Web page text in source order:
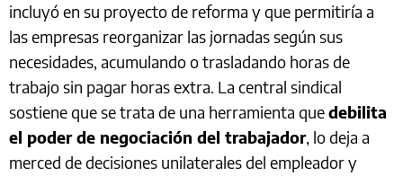
incluyó en su proyecto de reforma y que permitiría a
las empresas reorganizar las jornadas según sus
necesidades, acumulando o trasladando horas de
trabajo sin pagar horas extra. La central sindical
sostiene que se trata de una herramienta quedebilita
el poder de negociación del trabajador, lo deja a
merced de decisiones unilaterales del empleador y